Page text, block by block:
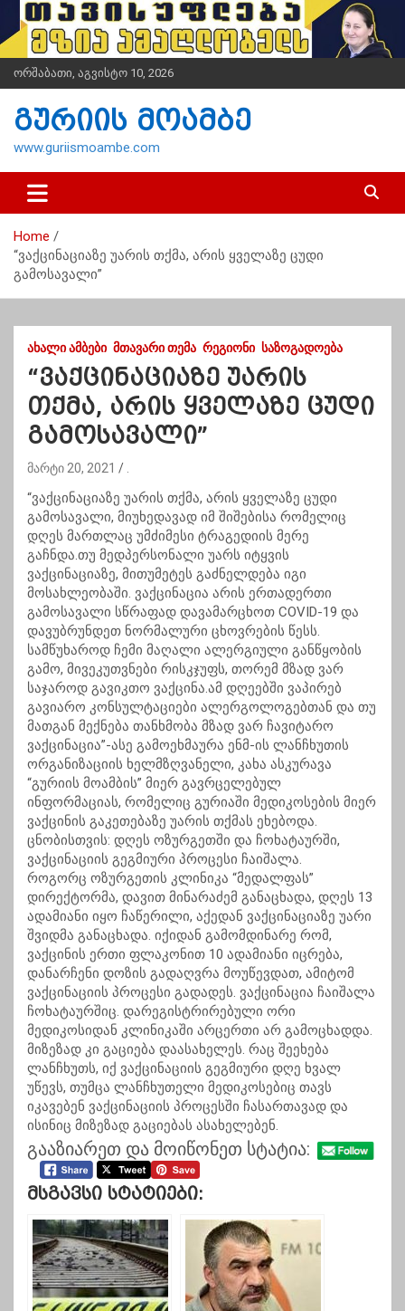
i
t
n
ორშაბათი, აგვისტო 10, 2026
გურიის მოამბე
www.guriismoambe.com
Home
“ვაქცინაციაზე უარის თქმა, არის ყველაზე ცუდი
გამოსავალი”
ᲐᲮᲐᲚᲘ ᲐᲛᲑᲔᲑᲘ ᲛᲗᲐᲕᲐᲠᲘ ᲗᲔᲛᲐ ᲠᲔᲒᲘᲝᲜᲘ ᲡᲐᲖᲝᲒᲐᲓᲝᲔᲑᲐ
“ვაქცინაციაზე უარის
თქმა, არის ყველაზე ცუდი
გამოსავალი”
მარტი 20, 2021
“ვაქცინაციაზე უარის თქმა, არის ყველაზე ცუდი
გამოსავალი, მიუხედავად იმ შიშებისა რომელიც
დღეს მართლაც უმძიმესი ტრაგედიის მერე
გაჩნდა.თუ მედპერსონალი უარს იტყვის
ვაქცინაციაზე, მითუმეტეს გაძნელდება იგი
მოსახლეობაში. ვაქცინაცია არის ერთადერთი
გამოსავალი სწრაფად დავამარცხოთ COVID-19 და
დავუბრუნდეთ ნორმალური ცხოვრების წესს.
სამწუხაროდ ჩემი მაღალი ალერგიული განწყობის
გამო, მივეკუთვნები რისკჯუფს, თორემ მზად ვარ
საჯაროდ გავიკთო ვაქცინა.ამ დღეებში ვაპირებ
გავიარო კონსულტაციები ალერგოლოგებთან და თუ
მათგან მექნება თანხმობა მზად ვარ ჩავიტარო
ვაქცინაცია”-ასე გამოეხმაურა ენმ-ის ლანჩხუთის
ორგანიზაციის ხელმზღვანელი, კახა ასკურავა
“გურიის მოამბის” მიერ გავრცელებულ
ინფორმაციას, რომელიც გურიაში მედიკოსების მიერ
ვაქცინის გაკეთებაზე უარის თქმას ეხებოდა.
ცნობისთვის: დღეს ოზურგეთში და ჩოხატაურში,
ვაქცინაციის გეგმიური პროცესი ჩაიშალა.
როგორც ოზურგეთის კლინიკა “მედალფას”
დირექტორმა, დავით მინარაძემ განაცხადა, დღეს 13
ადამიანი იყო ჩაწერილი, აქედან ვაქცინაციაზე უარი
შვიდმა განაცხადა. იქიდან გამომდინარე რომ,
ვაქცინის ერთი ფლაკონით 10 ადამიანი იცრება,
დანარჩენი დოზის გადაღვრა მოუწევდათ, ამიტომ
ვაქცინაციის პროცესი გადადეს. ვაქცინაცია ჩაიშალა
ჩოხატაურშიც. დარეგისტრირებული ორი
მედიკოსიდან კლინიკაში არცერთი არ გამოცხადდა.
მიზეზად კი გაციება დაასახელეს. რაც შეეხება
ლანჩხუთს, იქ ვაქცინაციის გეგმიური დღე ხვალ
უწევს, თუმცა ლანჩხუთელი მედიკოსებიც თავს
იკავებენ ვაქცინაციის პროცესში ჩასართავად და
ისინიც მიზეზად გაციებას ასახელებენ.
გააზიარეთ და მოიწონეთ სტატია:
Მსგავსი Სტატიები: